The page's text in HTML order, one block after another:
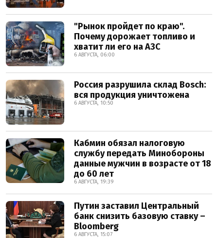
"Рынок пройдет по краю".
Почему дорожает топливо и
хватит ли его на АЗС
6 АВГУСТА, 06:00
Россия разрушила склад Bosch:
вся продукция уничтожена
6 АВГУСТА, 10:50
Кабмин обязал налоговую
службу передать Минобороны
данные мужчин в возрасте от 18
до 60 лет
6 АВГУСТА, 19:39
Путин заставил Центральный
банк снизить базовую ставку –
Bloomberg
6 АВГУСТА, 15:07